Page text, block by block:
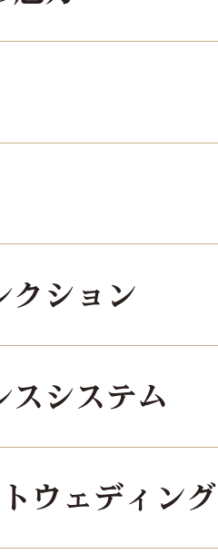
クション
スシステム
ウェディン